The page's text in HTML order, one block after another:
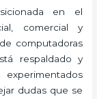
en el
comercial y
de computadoras
respaldado y
dudas que se